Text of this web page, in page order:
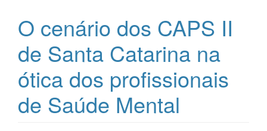
O cenário dos CAPS II
de Santa Catarina na
ótica dos profissionais
de Saúde Mental